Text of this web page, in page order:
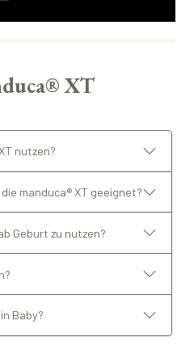
XT
nutzen?
manduca® XT geeignet?
Geburt zu nutzen?
Baby?